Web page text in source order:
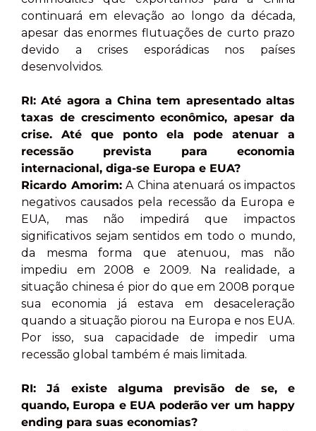
continuará em elevação ao longo da década,
apesar das enormes flutuações de curto prazo
devido a crises esporádicas nos países
desenvolvidos.
RI: Até agora a China tem apresentado altas
taxas de crescimento econômico, apesar da
crise. Até que ponto ela pode atenuar a
recessão prevista para economia
internacional, diga-se Europa e EUA?
Ricardo Amorim:A China atenuará os impactos
negativos causados pela recessão da Europa e
EUA, mas não impedirá que impactos
significativos sejam sentidos em todo o mundo,
da mesma forma que atenuou, mas não
impediu em 2008 e 2009. Na realidade, a
situação chinesa é pior do que em 2008 porque
sua economia já estava em desaceleração
quando a situação piorou na Europa e nos EUA.
Por isso, sua capacidade de impedir uma
recessão global também é mais limitada.
RI: Já existe alguma previsão de se, e
quando, Europa e EUA poderão ver um happy
ending para suas economias?